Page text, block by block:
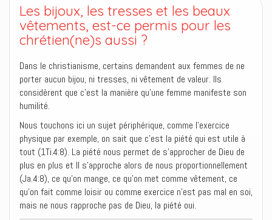
Les bijoux, les tresses et les beaux
vêtements, est-ce permis pour les
chrétien(ne)s aussi ?
Dans le christianisme, certains demandent aux femmes de ne
porter aucun bijou, ni tresses, ni vêtement de valeur. Ils
considèrent que c’est la manière qu’une femme manifeste son
humilité.
Nous touchons ici un sujet périphérique, comme l’exercice
physique par exemple, on sait que c’est la piété qui est utile à
tout (1Ti.4:8). La piété nous permet de s’approcher de Dieu de
plus en plus et Il s’approche alors de nous proportionnellement
(Ja.4:8), ce qu’on mange, ce qu’on met comme vêtement, ce
qu’on fait comme loisir ou comme exercice n’est pas mal en soi,
mais ne nous rapproche pas de Dieu, la piété oui.